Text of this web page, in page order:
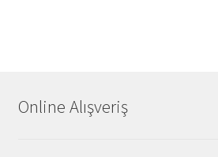
Online Alışveriş